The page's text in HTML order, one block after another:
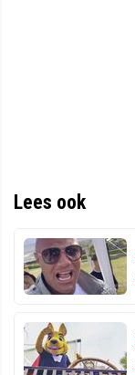
Lees ook